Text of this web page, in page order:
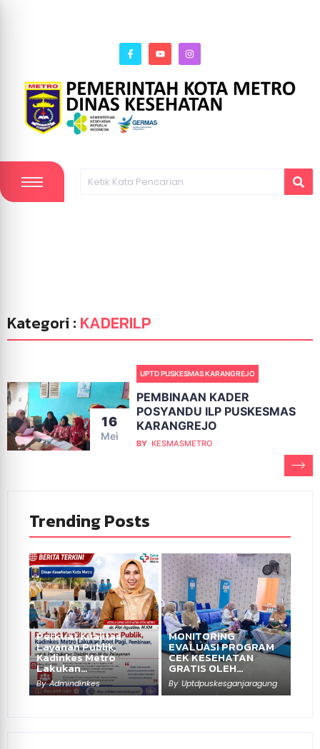
Kategori : KADERILP
16
Mei
UPTD PUSKESMAS KARANGREJO
PEMBINAAN KADER
POSYANDU ILP PUSKESMAS
KARANGREJO
BY KESMASMETRO
Trending Posts
Perkuat Kualitas
Layanan Publik,
Kadinkes Metro
Lakukan…
By Admindinkes
MONITORING
EVALUASI PROGRAM
CEK KESEHATAN
GRATIS OLEH…
By Uptdpuskesganjaragung